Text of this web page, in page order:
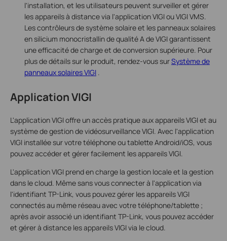
l'installation, et les utilisateurs peuvent surveiller et gérer
les appareils à distance via l'application VIGI ou VIGI VMS.
Les contrôleurs de système solaire et les panneaux solaires
en silicium monocristallin de qualité A de VIGI garantissent
une efficacité de charge et de conversion supérieure. Pour
plus de détails sur le produit, rendez-vous surSystème de
panneaux solaires VIGI .
Application VIGI
L'application VIGI offre un accès pratique aux appareils VIGI et au
système de gestion de vidéosurveillance VIGI. Avec l'application
VIGI installée sur votre téléphone ou tablette Android/iOS, vous
pouvez accéder et gérer facilement les appareils VIGI.
L'application VIGI prend en charge la gestion locale et la gestion
dans le cloud. Même sans vous connecter à l'application via
l'identifiant TP-Link, vous pouvez gérer les appareils VIGI
connectés au même réseau avec votre téléphone/tablette ;
après avoir associé un identifiant TP-Link, vous pouvez accéder
et gérer à distance les appareils VIGI via le cloud.